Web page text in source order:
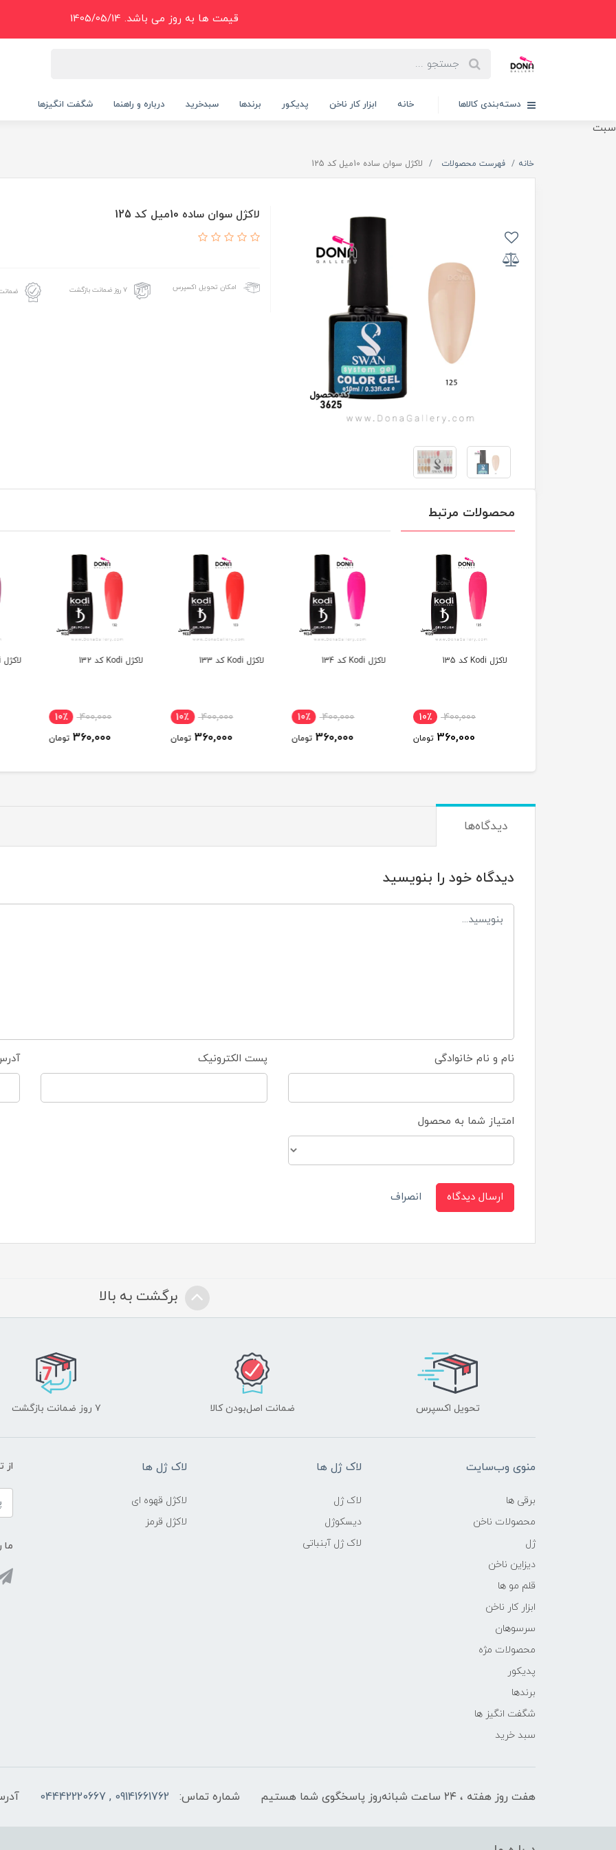
سبت
قیمت ها به روز می باشد. 1405/05/14
دسته‌بندی کالاها خانه ابزار کار ناخن پدیکور برندها سبدخرید درباره و راهنما شگفت انگیزها
خانه فهرست محصولات لاکژل سوان ساده 10ميل کد 125
لاکژل سوان ساده 10ميل کد 125
امکان تحویل اکسپرس ۷ روز ضمانت بازگشت
محصولات مرتبط
لاکژل Kodi کد 134
400,000 10٪
360,000 تومان
لاکژل Kodi کد 133
400,000 10٪
360,000 تومان
لاکژل Kodi کد 132
400,000 10٪
360,000 تومان
لاکژل Kodi کد 130
400,000 10٪
360,000 تومان
لاکژل Kodi کد 129
دیدگاه‌ها
دیدگاه خود را بنویسید
نام و نام خانوادگی پست الکترونیک
امتیاز شما به محصول
ارسال دیدگاه انصراف
برگشت به بالا
تحویل اکسپرس ضمانت اصل‌بودن کالا ۷ روز ضمانت بازگشت
منوی وب‌سایت
برقی ها
محصولات ناخن
ژل
دیزاین ناخن
قلم مو ها
ابزار کار ناخن
سرسوهان
محصولات مژه
پدیکور
برندها
شگفت انگیز ها
سبد خرید
لاک ژل ها
لاک ژل
دیسکوژل
لاک ژل آبنباتی
لاک ژل ها
لاکژل قهوه ای
لاکژل قرمز
از
ما
هفت روز هفته ، ۲۴ ساعت شبانه‌روز پاسخگوی شما هستیم شماره تماس: 09141661762 , 04442220667